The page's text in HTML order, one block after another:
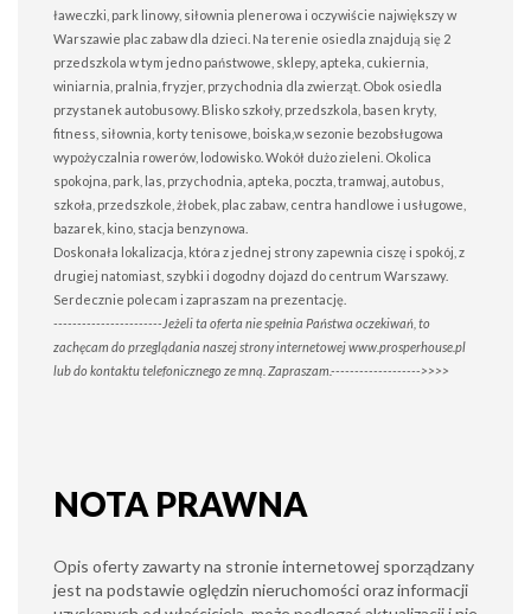
ławeczki, park linowy, siłownia plenerowa i oczywiście największy w
Warszawie plac zabaw dla dzieci. Na terenie osiedla znajdują się 2
przedszkola w tym jedno państwowe, sklepy, apteka, cukiernia,
winiarnia, pralnia, fryzjer, przychodnia dla zwierząt. Obok osiedla
przystanek autobusowy. Blisko szkoły, przedszkola, basen kryty,
fitness, siłownia, korty tenisowe, boiska,w sezonie bezobsługowa
wypożyczalnia rowerów, lodowisko. Wokół dużo zieleni. Okolica
spokojna, park, las, przychodnia, apteka, poczta, tramwaj, autobus,
szkoła, przedszkole, żłobek, plac zabaw, centra handlowe i usługowe,
bazarek, kino, stacja benzynowa.
Doskonała lokalizacja, która z jednej strony zapewnia ciszę i spokój, z
drugiej natomiast, szybki i dogodny dojazd do centrum Warszawy.
Serdecznie polecam i zapraszam na prezentację.
-----------------------Jeżeli ta oferta nie spełnia Państwa oczekiwań, to
zachęcam do przeglądania naszej strony internetowej www.prosperhouse.pl
lub do kontaktu telefonicznego ze mną. Zapraszam.------------------->>>>
NOTA PRAWNA
Opis oferty zawarty na stronie internetowej sporządzany
jest na podstawie oględzin nieruchomości oraz informacji